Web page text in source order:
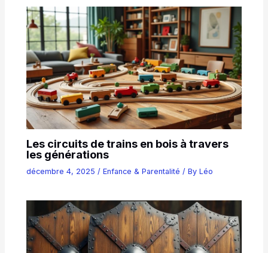
Les circuits de trains en bois à travers
les générations
décembre 4, 2025 /Enfance & Parentalité / ByLéo